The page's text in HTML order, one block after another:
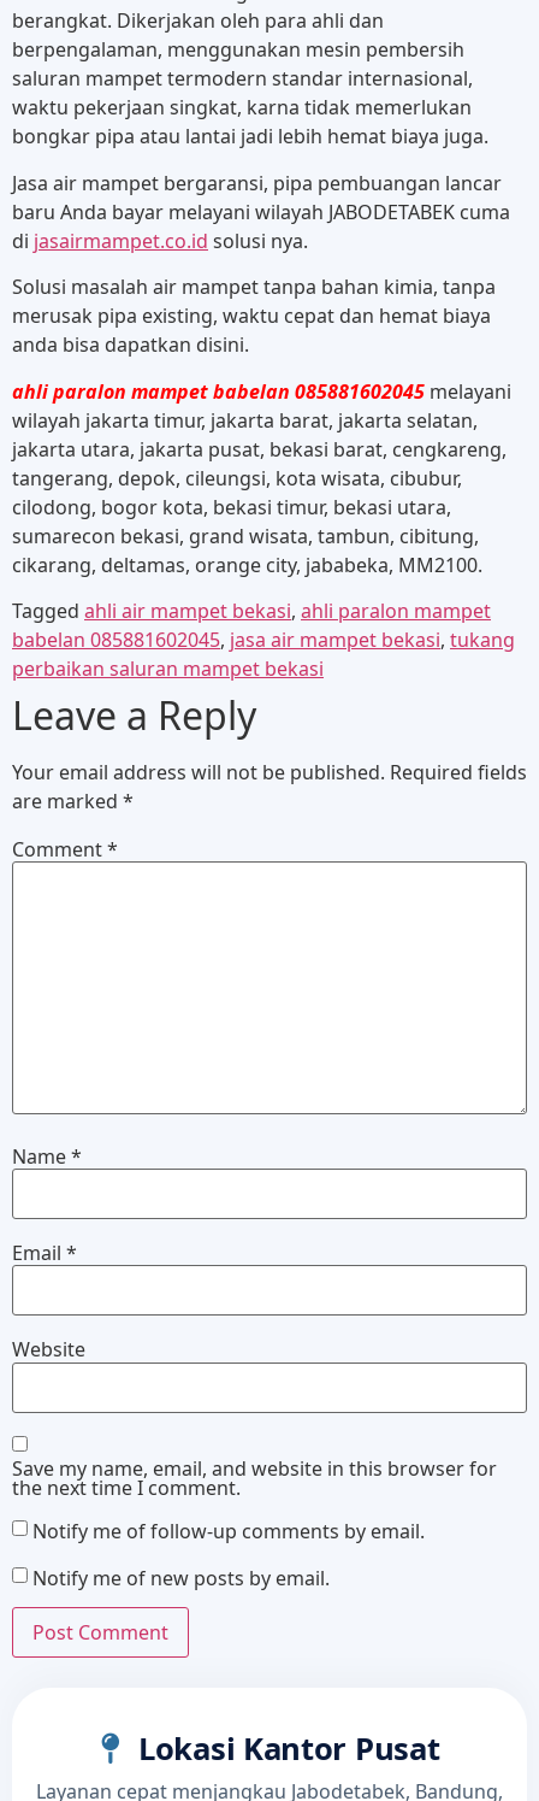
berangkat. Dikerjakan oleh para ahli dan
berpengalaman, menggunakan mesin pembersih
saluran mampet termodern standar internasional,
waktu pekerjaan singkat, karna tidak memerlukan
bongkar pipa atau lantai jadi lebih hemat biaya juga.
Jasa air mampet bergaransi, pipa pembuangan lancar
baru Anda bayar melayani wilayah JABODETABEK cuma
di jasairmampet.co.id solusi nya.
Solusi masalah air mampet tanpa bahan kimia, tanpa
merusak pipa existing, waktu cepat dan hemat biaya
anda bisa dapatkan disini.
ahli paralon mampet babelan 085881602045 melayani
wilayah jakarta timur, jakarta barat, jakarta selatan,
jakarta utara, jakarta pusat, bekasi barat, cengkareng,
tangerang, depok, cileungsi, kota wisata, cibubur,
cilodong, bogor kota, bekasi timur, bekasi utara,
sumarecon bekasi, grand wisata, tambun, cibitung,
cikarang, deltamas, orange city, jababeka, MM2100.
Tagged ahli air mampet bekasi, ahli paralon mampet
babelan 085881602045, jasa air mampet bekasi, tukang
perbaikan saluran mampet bekasi
Leave a Reply
Your email address will not be published. Required fields
are marked *
Comment*
Name*
Email *
Website
Save my name, email, and website in this browser for
the next time I comment.
Notify me of follow-up comments by email.
Notify me of new posts by email.
Lokasi Kantor Pusat
Layanan cepat menjangkau Jabodetabek, Bandung,